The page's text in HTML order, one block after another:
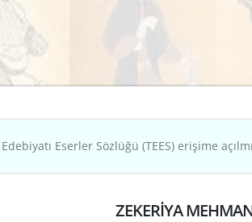
Eserler Sözlüğü (TEES) erişime
ZEKERİYA